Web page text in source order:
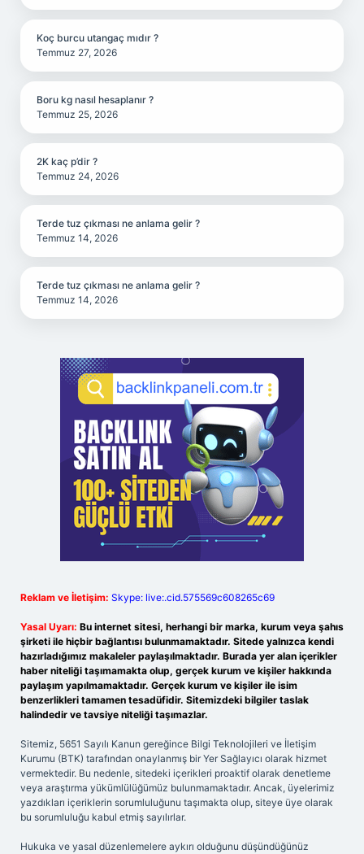
Koç burcu utangaç mıdır ?
Temmuz 27, 2026
Boru kg nasıl hesaplanır ?
Temmuz 25, 2026
2K kaç p’dir ?
Temmuz 24, 2026
Terde tuz çıkması ne anlama gelir ?
Temmuz 14, 2026
Terde tuz çıkması ne anlama gelir ?
Temmuz 14, 2026
Reklam ve İletişim: Skype: live:.cid.575569c608265c69
Yasal Uyarı: Bu internet sitesi, herhangi bir marka, kurum veya şahıs
şirketi ile hiçbir bağlantısı bulunmamaktadır. Sitede yalnızca kendi
hazırladığımız makaleler paylaşılmaktadır. Burada yer alan içerikler
haber niteliği taşımamakta olup, gerçek kurum ve kişiler hakkında
paylaşım yapılmamaktadır. Gerçek kurum ve kişiler ile isim
benzerlikleri tamamen tesadüfidir. Sitemizdeki bilgiler taslak
halindedir ve tavsiye niteliği taşımazlar.
Sitemiz, 5651 Sayılı Kanun gereğince Bilgi Teknolojileri ve İletişim
Kurumu (BTK) tarafından onaylanmış bir Yer Sağlayıcı olarak hizmet
vermektedir. Bu nedenle, sitedeki içerikleri proaktif olarak denetleme
veya araştırma yükümlülüğümüz bulunmamaktadır. Ancak, üyelerimiz
yazdıkları içeriklerin sorumluluğunu taşımakta olup, siteye üye olarak
bu sorumluluğu kabul etmiş sayılırlar.
Hukuka ve yasal düzenlemelere aykırı olduğunu düşündüğünüz